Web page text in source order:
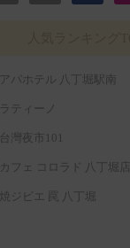
アパホテル 八丁堀駅南
ラティーノ
台灣夜市101
カフェ コロラド 八丁堀店
焼ジビエ 罠 八丁堀